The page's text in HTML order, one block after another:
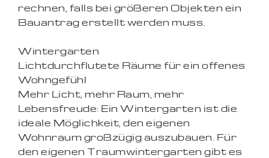
rechnen, falls bei größeren Objekten ein
Bauantrag erstellt werden muss.
Wintergarten
Lichtdurchflutete Räume für ein offenes
Wohngefühl
Mehr Licht, mehr Raum, mehr
Lebensfreude: Ein Wintergarten ist die
ideale Möglichkeit, den eigenen
Wohnraum großzügig auszubauen. Für
den eigenen Traumwintergarten gibt es